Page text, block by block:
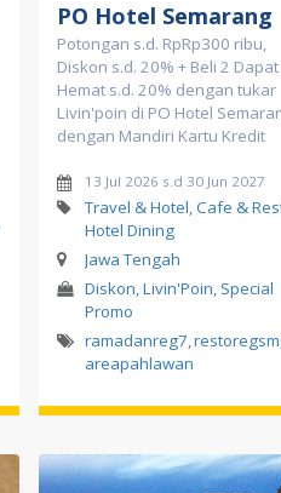
PO Hotel Semarang
Potongan s.d. RpRp300 ribu,
Diskon s.d. 20% + Beli 2 Dapat
Hemat s.d. 20% dengan tukar
Livin'poin di PO Hotel
dengan Mandiri Kartu Kredit
13 Jul 2026 s.d 30 Jun 2027
Travel & Hotel, Cafe &
Hotel Dining
Jawa Tengah
Diskon, Livin'Poin, Special
Promo
ramadanreg7,
areapahlawan